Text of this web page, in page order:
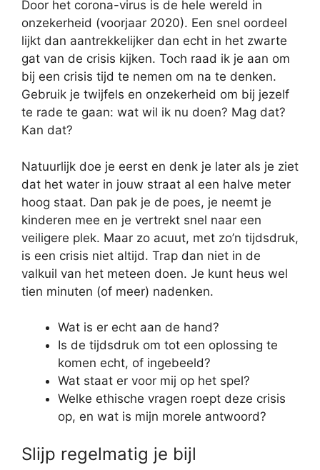
Door het corona-virus is de hele wereld in
onzekerheid (voorjaar 2020). Een snel oordeel
lijkt dan aantrekkelijker dan echt in het zwarte
gat van de crisis kijken. Toch raad ik je aan om
bij een crisis tijd te nemen om na te denken.
Gebruik je twijfels en onzekerheid om bij jezelf
te rade te gaan: wat wil ik nu doen? Mag dat?
Kan dat?
Natuurlijk doe je eerst en denk je later als je ziet
dat het water in jouw straat al een halve meter
hoog staat. Dan pak je de poes, je neemt je
kinderen mee en je vertrekt snel naar een
veiligere plek. Maar zo acuut, met zo’n tijdsdruk,
is een crisis niet altijd. Trap dan niet in de
valkuil van het meteen doen. Je kunt heus wel
tien minuten (of meer) nadenken.
Wat is er echt aan de hand?
Is de tijdsdruk om tot een oplossing te
komen echt, of ingebeeld?
Wat staat er voor mij op het spel?
Welke ethische vragen roept deze crisis
op, en wat is mijn morele antwoord?
Slijp regelmatig je bijl